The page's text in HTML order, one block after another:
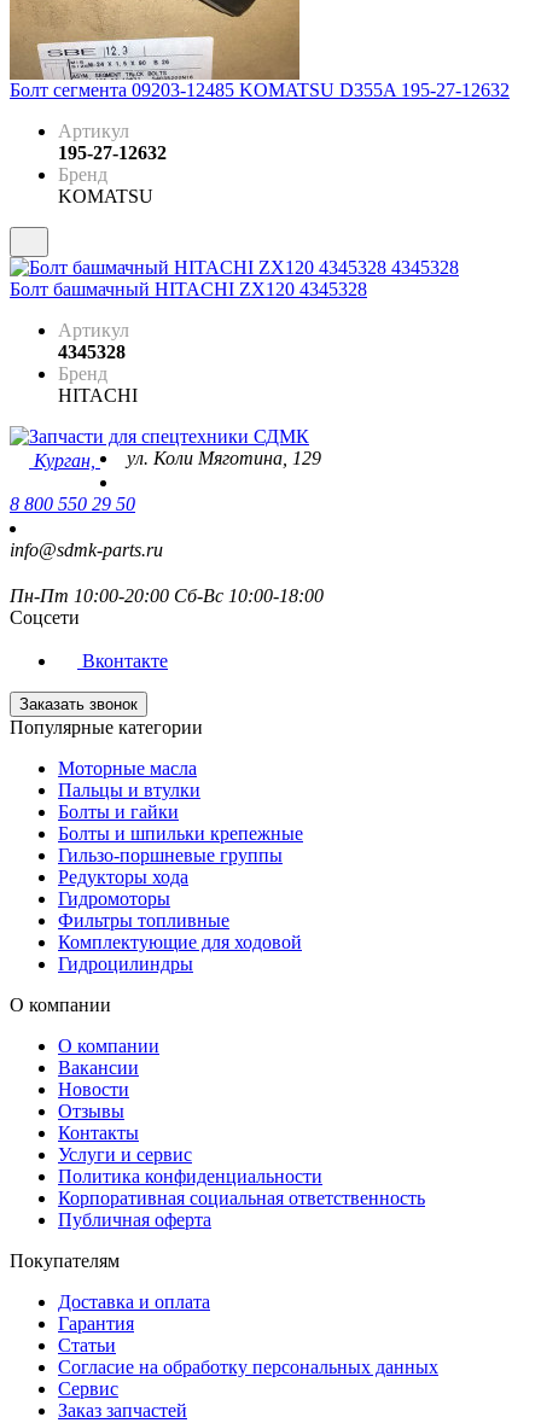
Болт сегмента 09203-12485 KOMATSU D355A 195-27-12632
Артикул
195-27-12632
Бренд
KOMATSU
Болт башмачный HITACHI ZX120 4345328
Артикул
4345328
Бренд
HITACHI
Курган, ул. Коли Мяготина, 129
8 800 550 29 50
info@sdmk-parts.ru
Пн-Пт 10:00-20:00 Сб-Вс 10:00-18:00
Соцсети
Вконтакте
Заказать звонок
Популярные категории
Моторные масла
Пальцы и втулки
Болты и гайки
Болты и шпильки крепежные
Гильзо-поршневые группы
Редукторы хода
Гидромоторы
Фильтры топливные
Комплектующие для ходовой
Гидроцилиндры
О компании
О компании
Вакансии
Новости
Отзывы
Контакты
Услуги и сервис
Политика конфиденциальности
Корпоративная социальная ответственность
Публичная оферта
Покупателям
Доставка и оплата
Гарантия
Статьи
Согласие на обработку персональных данных
Сервис
Заказ запчастей